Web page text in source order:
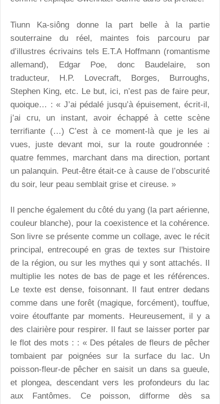
Tiunn Ka-siông donne la part belle à la partie
souterraine du réel, maintes fois parcouru par
d’illustres écrivains tels E.T.A Hoffmann (romantisme
allemand), Edgar Poe, donc Baudelaire, son
traducteur, H.P. Lovecraft, Borges, Burroughs,
Stephen King, etc. Le but, ici, n’est pas de faire peur,
quoique… : « J’ai pédalé jusqu’à épuisement, écrit-il,
j’ai cru, un instant, avoir échappé à cette scène
terrifiante (…) C’est à ce moment-là que je les ai
vues, juste devant moi, sur la route goudronnée :
quatre femmes, marchant dans ma direction, portant
un palanquin. Peut-être était-ce à cause de l’obscurité
du soir, leur peau semblait grise et cireuse. »
Il penche également du côté du yang (la part aérienne,
couleur blanche), pour la coexistence et la cohérence.
Son livre se présente comme un collage, avec le récit
principal, entrecoupé en gras de textes sur l'histoire
de la région, ou sur les mythes qui y sont attachés. Il
multiplie les notes de bas de page et les références.
Le texte est dense, foisonnant. Il faut entrer dedans
comme dans une forêt (magique, forcément), touffue,
voire étouffante par moments. Heureusement, il y a
des clairière pour respirer. Il faut se laisser porter par
le flot des mots : : « Des pétales de fleurs de pêcher
tombaient par poignées sur la surface du lac. Un
poisson-fleur-de pêcher en saisit un dans sa gueule,
et plongea, descendant vers les profondeurs du lac
aux Fantômes. Ce poisson, difforme dès sa